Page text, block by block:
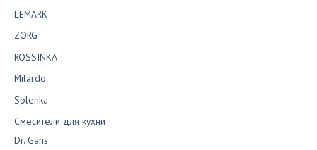
LEMARK
ZORG
ROSSINKA
Milardo
Splenka
Смесители для кухни
Dr. Gans